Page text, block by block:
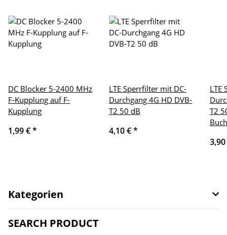
DC Blocker 5-2400 MHz
F-Kupplung auf F-
Kupplung
1,99 €*
LTE Sperrfilter mit DC-
Durchgang 4G HD DVB-
T2 50 dB
4,10 €*
LTE
T2
Kategorien
SEARCH PRODUCT